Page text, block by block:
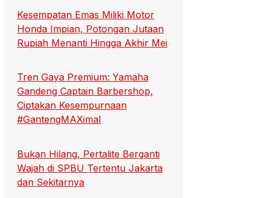
Kesempatan Emas Miliki Motor
Honda Impian, Potongan Jutaan
Rupiah Menanti Hingga Akhir Mei
Tren Gaya Premium: Yamaha
Gandeng Captain Barbershop,
Ciptakan Kesempurnaan
#GantengMAXimal
Bukan Hilang, Pertalite Berganti
Wajah di SPBU Tertentu Jakarta
dan Sekitarnya